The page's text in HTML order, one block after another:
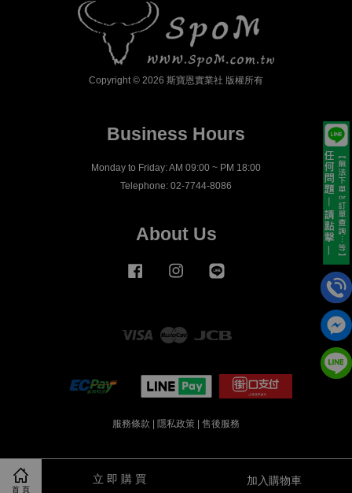
首 頁
立 即 購 買 加入購物車
Copyright © 2026 斯寶恩實業社 版權所有
Business Hours
Monday to Friday: AM 09:00 ~ PM 18:00
Telephone: 02-7744-8086
About Us
Facebook Instagram
Visa Master
服務條款 隱私政策 售後服務